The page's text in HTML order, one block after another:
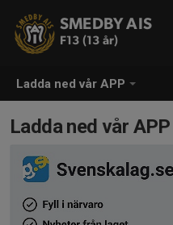
Ladda ned vår APP
SMEDBY AIS
F13 (13 år)
Ladda ned vår APP